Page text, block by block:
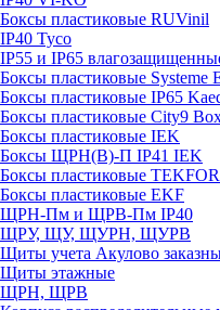
Боксы пластиковые RUVinil
IP40 Тусо
IP55 и IP65
Боксы пластиковые Systeme
Боксы пластиковые IP65
Боксы пластиковые City9
Боксы пластиковые IEK
Боксы ЩРН(В)-П IP41 IEK
Боксы пластиковые
Боксы пластиковые EKF
ЩРН-Пм и ЩРВ-Пм IP40
ЩРУ, ЩУ, ЩУРН, ЩУРВ
Щиты учета Акулово
Щиты этажные
ЩРН, ЩРВ